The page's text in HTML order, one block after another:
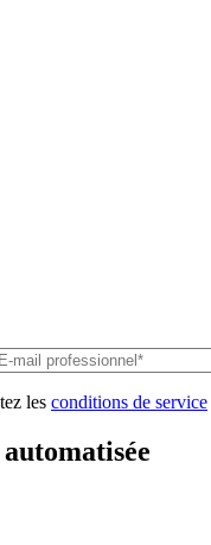
les conditions de service